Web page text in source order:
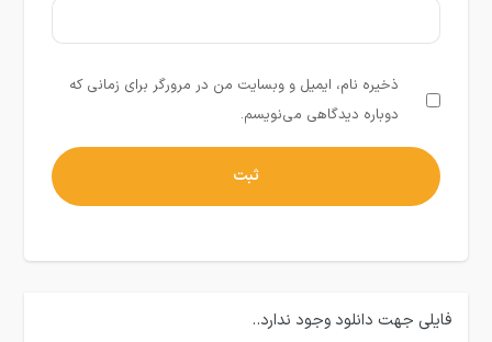
ذخیره نام، ایمیل و وبسایت من در مرورگر برای زمانی که
دوباره دیدگاهی می‌نویسم.
فایلی جهت دانلود وجود ندارد..